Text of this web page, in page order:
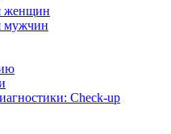
женщин
мужчин
Check-up